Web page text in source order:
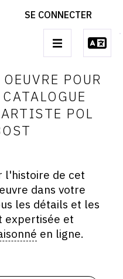
SE CONNECTER
DE L'ART
CATALOGUES
POUR
POL
l'histoire de cet
dans votre
les détails et les
expertisée et
en ligne.